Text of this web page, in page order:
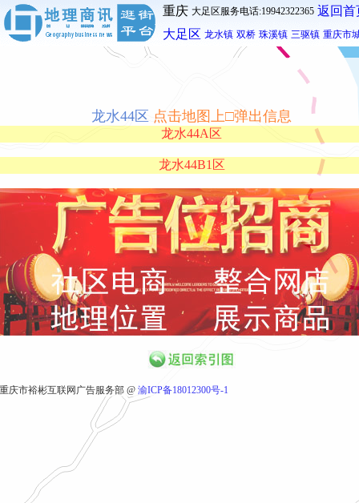
龙水44区 点击地图上□弹出信息
龙水44A区
龙水44B1区
重庆市裕彬互联网广告服务部 @ 渝ICP备18012300号-1
重庆 大足区服务电话:19942322365 返回首
大足区 龙水镇 双桥 珠溪镇 三驱镇 重庆市